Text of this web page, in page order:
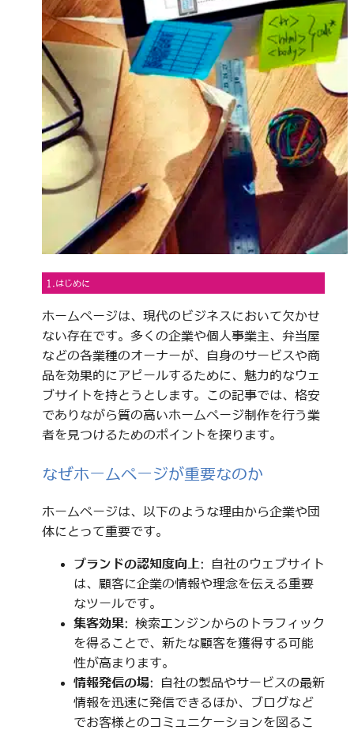
1.はじめに
ホームページは、現代のビジネスにおいて欠かせ
ない存在です。多くの企業や個人事業主、弁当屋
などの各業種のオーナーが、自身のサービスや商
品を効果的にアピールするために、魅力的なウェ
ブサイトを持とうとします。この記事では、格安
でありながら質の高いホームページ制作を行う業
者を見つけるためのポイントを探ります。
なぜホームページが重要なのか
ホームページは、以下のような理由から企業や団
体にとって重要です。
ブランドの認知度向上: 自社のウェブサイト
は、顧客に企業の情報や理念を伝える重要
なツールです。
集客効果: 検索エンジンからのトラフィック
を得ることで、新たな顧客を獲得する可能
性が高まります。
情報発信の場: 自社の製品やサービスの最新
情報を迅速に発信できるほか、ブログなど
でお客様とのコミュニケーションを図るこ